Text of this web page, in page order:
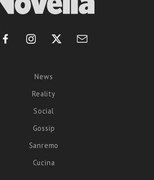
News
Reality
Social
Gossip
Sanremo
Cucina